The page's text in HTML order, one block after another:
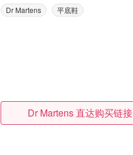
Dr Martens 平底鞋
Dr Martens 直达购买链接